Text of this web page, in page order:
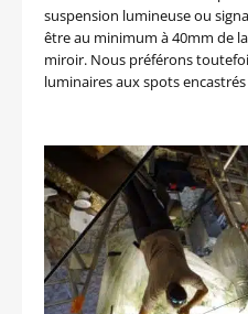
suspension lumineuse ou
être au minimum à 40mm de
miroir. Nous préférons
luminaires aux spots